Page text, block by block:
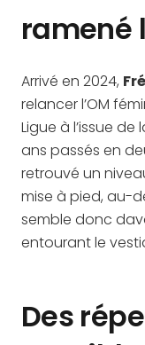
ramené
Arrivé en 2024,
relancer l’OM
Ligue à l’issue
ans passés en
retrouvé un
mise à pied, au-
semble donc
entourant le
Des